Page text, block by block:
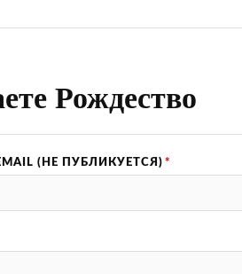
Рождество
(НЕ ПУБЛИКУЕТСЯ) *